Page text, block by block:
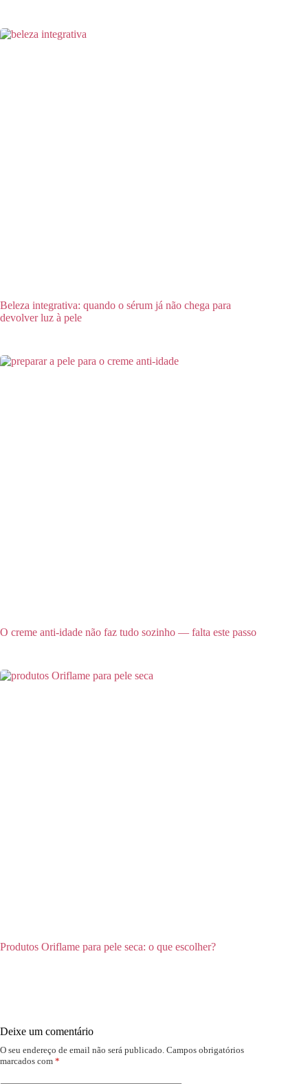
Beleza integrativa: quando o sérum já não chega para
devolver luz à pele
O creme anti-idade não faz tudo sozinho — falta este passo
Produtos Oriflame para pele seca: o que escolher?
Deixe um comentário
O seu endereço de email não será publicado. Campos obrigatórios
marcados com *